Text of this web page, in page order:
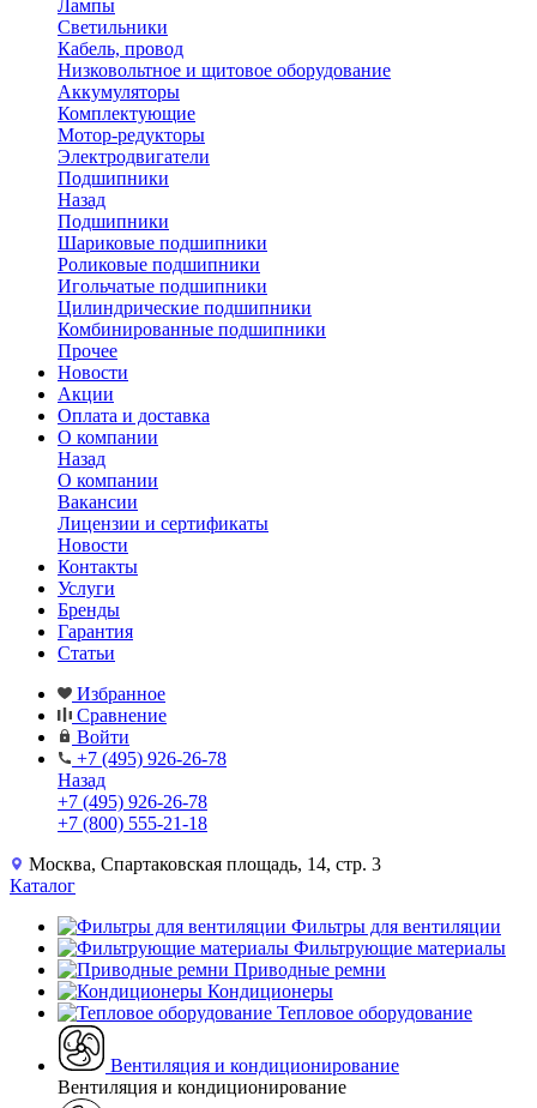
Лампы
Светильники
Кабель, провод
Низковольтное и щитовое оборудование
Аккумуляторы
Комплектующие
Мотор-редукторы
Электродвигатели
Подшипники
Назад
Подшипники
Шариковые подшипники
Роликовые подшипники
Игольчатые подшипники
Цилиндрические подшипники
Комбинированные подшипники
Прочее
Новости
Акции
Оплата и доставка
О компании
Назад
О компании
Вакансии
Лицензии и сертификаты
Новости
Контакты
Услуги
Бренды
Гарантия
Статьи
Избранное
Сравнение
Войти
+7 (495) 926-26-78
Назад
+7 (495) 926-26-78
+7 (800) 555-21-18
Москва, Спартаковская площадь, 14, стр. 3
Каталог
Фильтры для вентиляции
Фильтрующие материалы
Приводные ремни
Кондиционеры
Тепловое оборудование
Вентиляция и кондиционирование
Вентиляция и кондиционирование